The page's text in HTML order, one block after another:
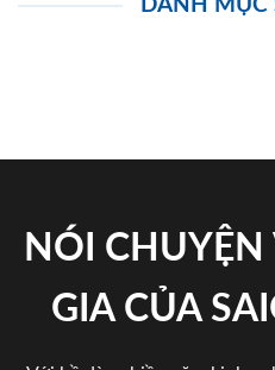
DANH MỤC
NÓI
GIA CỦA